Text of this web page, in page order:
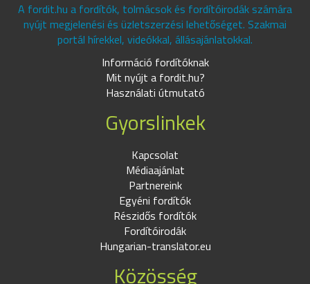
A fordit.hu a fordítók, tolmácsok és fordítóirodák számára
nyújt megjelenési és üzletszerzési lehetőséget. Szakmai
portál hírekkel, videókkal, állásajánlatokkal.
Információ fordítóknak
Mit nyújt a fordit.hu?
Használati útmutató
Gyorslinkek
Kapcsolat
Médiaajánlat
Partnereink
Egyéni fordítók
Részidős fordítók
Fordítóirodák
Hungarian-translator.eu
Közösség